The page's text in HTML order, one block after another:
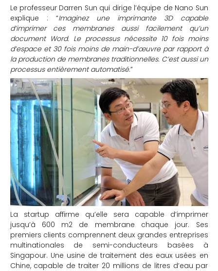
Le professeur Darren Sun qui dirige l’équipe de Nano Sun
explique : “Imaginez une imprimante 3D capable
d’imprimer ces membranes aussi facilement qu’un
document Word. Le processus nécessite 10 fois moins
d’espace et 30 fois moins de main-d’œuvre par rapport à
la production de membranes traditionnelles. C’est aussi un
processus entièrement automatisé.”
La startup affirme qu’elle sera capable d’imprimer
jusqu’à 600 m2 de membrane chaque jour. Ses
premiers clients comprennent deux grandes entreprises
multinationales de semi-conducteurs basées à
Singapour. Une usine de traitement des eaux usées en
Chine, capable de traiter 20 millions de litres d’eau par